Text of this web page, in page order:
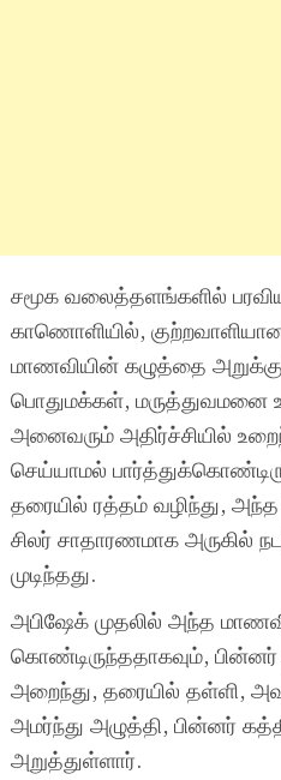
சமூக வலைத்தளங்களில்
காணொளியில்,
மாணவியின் கழுத்தை
பொதுமக்கள், மருத்துவமனை
அனைவரும் அதிர்ச்சியில்
செய்யாமல்
தரையில் ரத்தம் வழிந்து,
சிலர் சாதாரணமாக அருகில்
முடிந்தது.
அபிஷேக் முதலில் அந்த
கொண்டிருந்ததாகவும்,
அறைந்து, தரையில் தள்ளி,
அமர்ந்து அழுத்தி, பின்னர்
அறுத்துள்ளார்.